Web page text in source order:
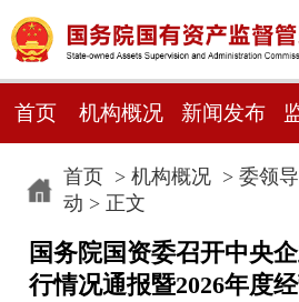
首页 机构概况 新闻发布
首页> 机构概况> 委领导
动 > 正文
国务院国资委召开中央
行情况通报暨2026年度